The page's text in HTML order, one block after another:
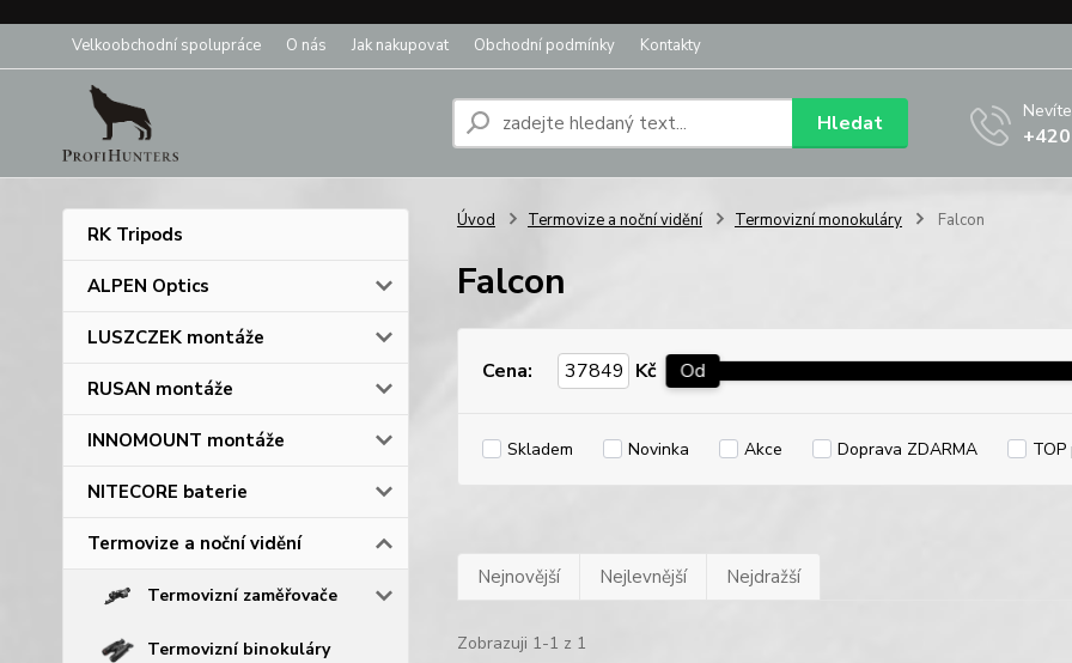
Velkoobchodní spolupráce O nás Jak nakupovat Obchodní podmínky Kontakty
Hledat
RK Tripods
ALPEN Optics
LUSZCZEK montáže
RUSAN montáže
INNOMOUNT montáže
NITECORE baterie
Termovize a noční vidění
Termovizní zaměřovače
Termovizní binokuláry
Úvod Termovize a noční vidění Termovizní monokuláry Falcon
Falcon
Cena: Kč Od
Skladem Novinka Akce Doprava ZDARMA
Nejnovější Nejlevnější Nejdražší
Zobrazuji 1-1 z 1